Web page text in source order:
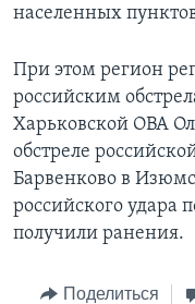
населенных
При этом регион
российским
Харьковской ОВА
обстреле
Барвенково в
российского удара
получили ранения.
Поделиться